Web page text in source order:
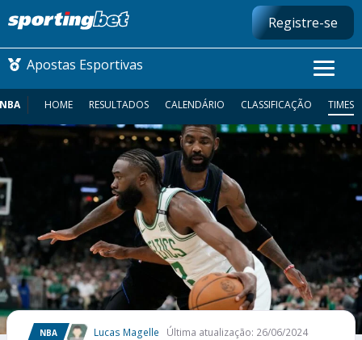
Registre-se
Apostas Esportivas
CONMEBOL LIBERTADORES
FUTEBOL NACIONAL
FUTEBOL INTERNACIONAL
COMO APOSTAR
MAIS ESPORTES
NBA HOME RESULTADOS CALENDÁRIO CLASSIFICAÇÃO TIMES
NBA Lucas Magelle Última atualização: 26/06/2024